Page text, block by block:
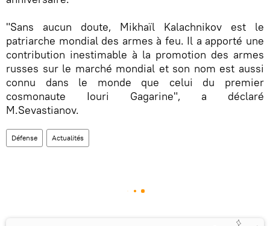
"Sans aucun doute, Mikhaïl Kalachnikov est le
patriarche mondial des armes à feu. Il a apporté une
contribution inestimable à la promotion des armes
russes sur le marché mondial et son nom est aussi
connu dans le monde que celui du premier
cosmonaute Iouri Gagarine", a déclaré
M.Sevastianov.
Défense Actualités